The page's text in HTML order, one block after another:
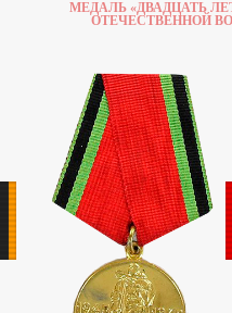
МЕДАЛЬ «ДВАДЦАТЬ
ОТЕЧЕСТВЕННОЙ